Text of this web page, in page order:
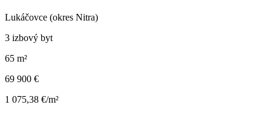
Lukáčovce (okres Nitra)
3 izbový byt
65 m²
69 900 €
1 075,38 €/m²